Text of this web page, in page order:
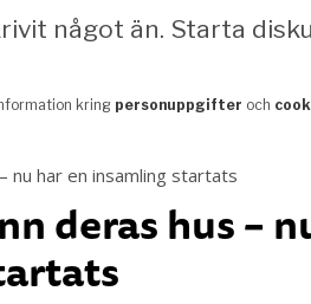
deras hus –